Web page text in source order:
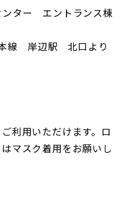
ンター エントランス棟
岸辺駅 北口より
利用いただけます。ロ
マスク着用をお願いし